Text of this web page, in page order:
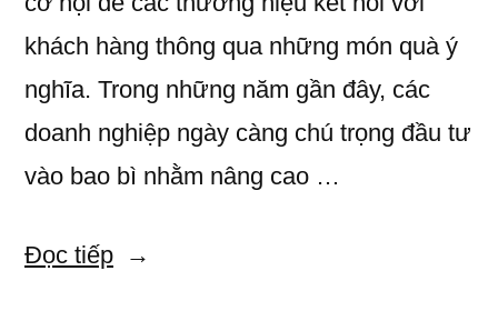
khách hàng thông qua những món quà ý
nghĩa. Trong những năm gần đây, các
doanh nghiệp ngày càng chú trọng đầu tư
vào bao bì nhằm nâng cao …
Đọc tiếp“Hộp